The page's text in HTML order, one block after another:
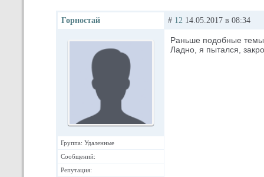
Горностай
Группа: Удаленные
Сообщений:
Репутация:
# 12 14.05.2017 в 08:34
Раньше подобные
Ладно, я пытался,